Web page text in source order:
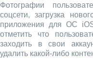
Фотографии
соцсети, загрузка
приложения для ОС
отметить что
заходить в свои
удалить какой-либо